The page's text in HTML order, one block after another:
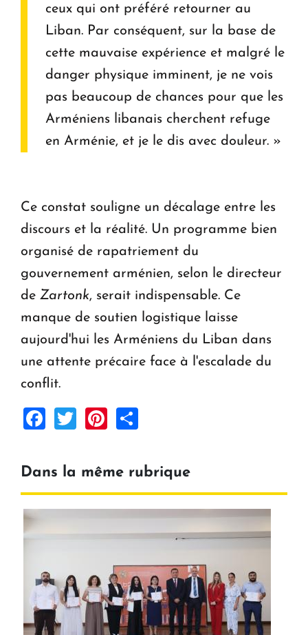
ceux qui ont préféré retourner au
Liban. Par conséquent, sur la base de
cette mauvaise expérience et malgré le
danger physique imminent, je ne vois
pas beaucoup de chances pour que les
Arméniens libanais cherchent refuge
en Arménie, et je le dis avec douleur. »
Ce constat souligne un décalage entre les
discours et la réalité. Un programme bien
organisé de rapatriement du
gouvernement arménien, selon le directeur
de Zartonk, serait indispensable. Ce
manque de soutien logistique laisse
aujourd'hui les Arméniens du Liban dans
une attente précaire face à l'escalade du
conflit.
Facebook
TwitterPinterest
Dans la même rubrique